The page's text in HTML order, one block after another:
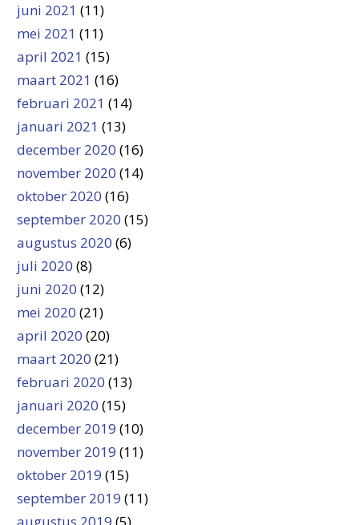
juni 2021 (11)
mei 2021 (11)
april 2021 (15)
maart 2021 (16)
februari 2021 (14)
januari 2021 (13)
december 2020 (16)
november 2020 (14)
oktober 2020 (16)
september 2020 (15)
augustus 2020 (6)
juli 2020 (8)
juni 2020 (12)
mei 2020 (21)
april 2020 (20)
maart 2020 (21)
februari 2020 (13)
januari 2020 (15)
december 2019 (10)
november 2019 (11)
oktober 2019 (15)
september 2019 (11)